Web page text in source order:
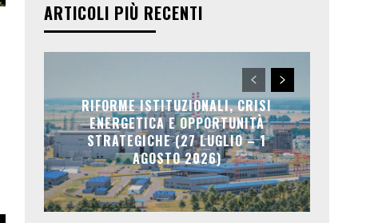
ARTICOLI PIÙ RECENTI
RIFORME ISTITUZIONALI, CRISI
ENERGETICA E OPPORTUNITÀ
STRATEGICHE (27 LUGLIO – 1
AGOSTO 2026)